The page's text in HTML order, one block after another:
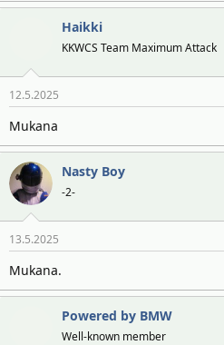
Haikki
KKWCS Team Maximum Attack
12.5.2025
Mukana
Nasty Boy
-2-
13.5.2025
Mukana.
Powered by BMW
Well-known member